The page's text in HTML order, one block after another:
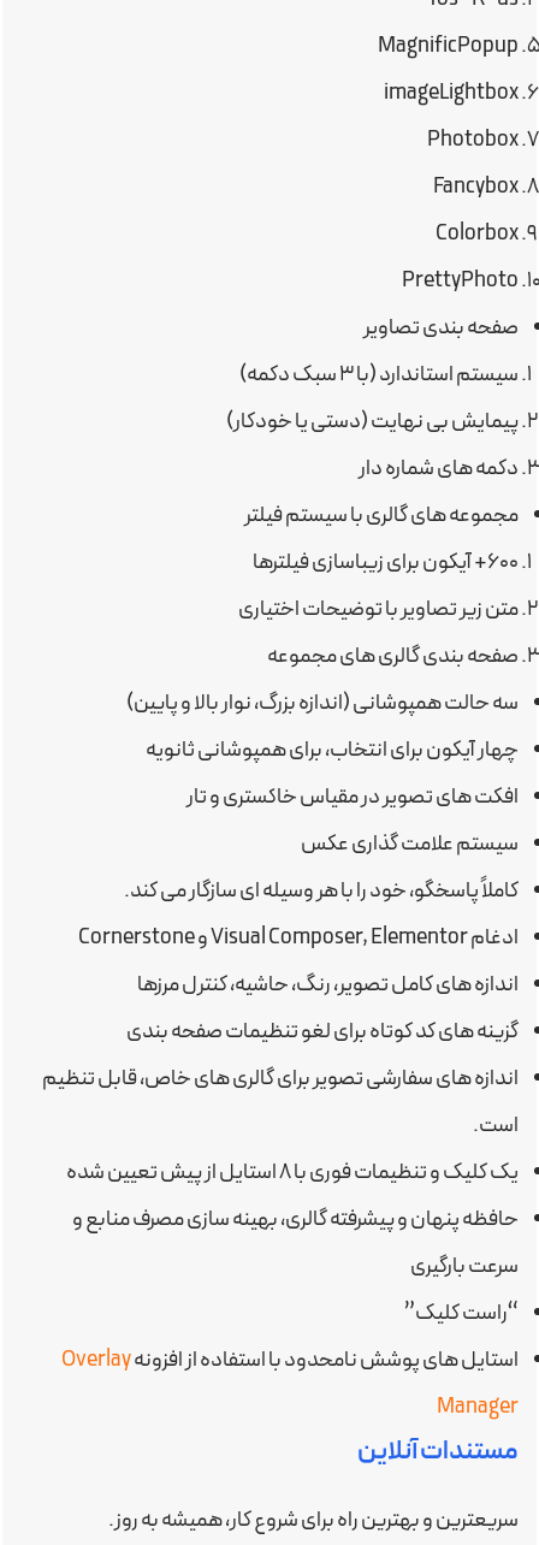
MagnificPopup
imageLightbox
Photobox
Fancybox
Colorbox
PrettyPhoto
صفحه بندی تصاویر
سیستم استاندارد (با ۳ سبک دکمه)
پیمایش بی نهایت (دستی یا خودکار)
دکمه های شماره دار
مجموعه های گالری با سیستم فیلتر
۶۰۰+ آیکون برای زیباسازی فیلترها
متن زیر تصاویر با توضیحات اختیاری
صفحه بندی گالری های مجموعه
سه حالت همپوشانی (اندازه بزرگ، نوار بالا و پایین)
چهار آیکون برای انتخاب، برای همپوشانی ثانویه
افکت های تصویر در مقیاس خاکستری و تار
سیستم علامت گذاری عکس
کاملاً پاسخگو، خود را با هر وسیله ای سازگار می کند.
ادغام Visual Composer, Elementor و Cornerstone
اندازه های کامل تصویر، رنگ، حاشیه، کنترل مرزها
گزینه های کد کوتاه برای لغو تنظیمات صفحه بندی
اندازه های سفارشی تصویر برای گالری های خاص، قابل تنظیم
است.
یک کلیک و تنظیمات فوری با ۸ استایل از پیش تعیین شده
حافظه پنهان و پیشرفته گالری، بهینه سازی مصرف منابع و
سرعت بارگیری
“راست کلیک”
استایل های پوشش نامحدود با استفاده از افزونهOverlay
Manager
مستندات آنلاین
سریعترین و بهترین راه برای شروع کار، همیشه به روز.